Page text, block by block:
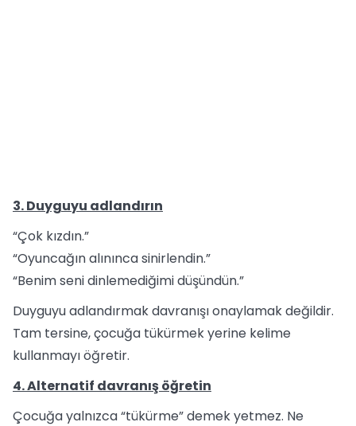
3. Duyguyu adlandırın
“Çok kızdın.”
“Oyuncağın alınınca sinirlendin.”
“Benim seni dinlemediğimi düşündün.”
Duyguyu adlandırmak davranışı onaylamak değildir.
Tam tersine, çocuğa tükürmek yerine kelime
kullanmayı öğretir.
4. Alternatif davranış öğretin
Çocuğa yalnızca “tükürme” demek yetmez. Ne